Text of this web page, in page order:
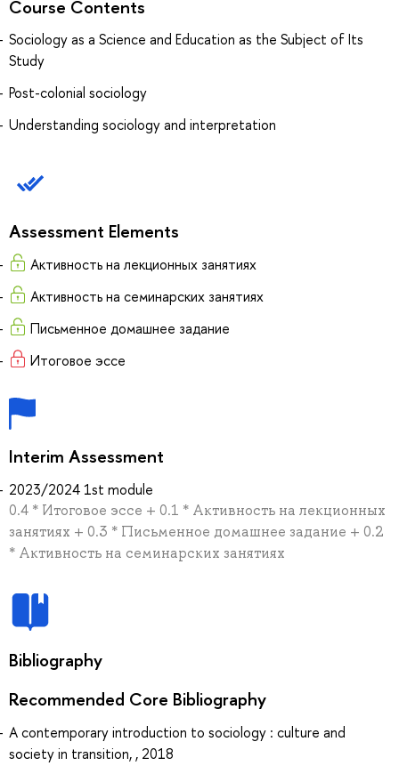
Course Contents
Sociology as a Science and Education as the Subject of Its
Study
Post-colonial sociology
Understanding sociology and interpretation
Assessment Elements
Активность на лекционных занятиях
Активность на семинарских занятиях
Письменное домашнее задание
Итоговое эссе
Interim Assessment
2023/2024 1st module
0.4 * Итоговое эссе + 0.1 * Активность на лекционных
занятиях + 0.3 * Письменное домашнее задание + 0.2
* Активность на семинарских занятиях
Bibliography
Recommended Core Bibliography
A contemporary introduction to sociology : culture and
society in transition, , 2018